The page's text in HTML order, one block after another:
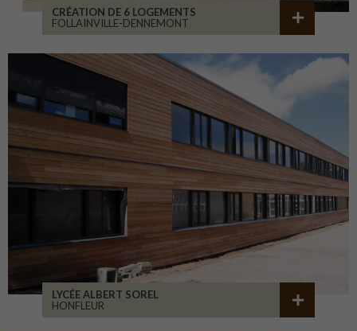
CRÉATION DE 6 LOGEMENTS
FOLLAINVILLE-DENNEMONT
LYCÉE ALBERT SOREL
HONFLEUR